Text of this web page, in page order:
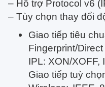
– Hỗ trợ Protocol v6
– Tùy chọn thay đổi
Giao tiếp tiêu
Fingerprint/
IPL: XON/XOFF,
Giao tiếp tuỳ